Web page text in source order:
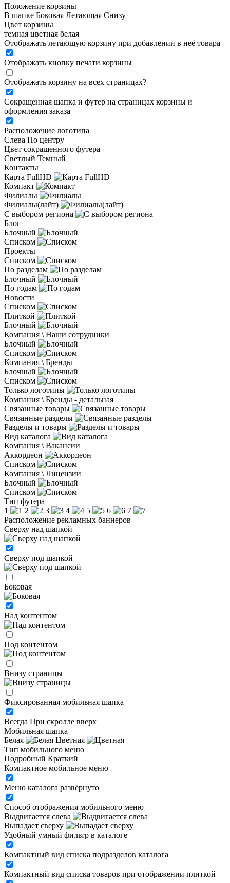
Положение корзины
В шапке Боковая Летающая Снизу
Цвет корзины
темная цветная белая
Отображать летающую корзину при добавлении в неё товара
Отображать кнопку печати корзины
Отображать корзину на всех страницах?
Сокращенная шапка и футер на страницах корзины и
оформления заказа
Расположение логотипа
Cлева По центру
Цвет сокращенного футера
Светлый Темный
Контакты
Карта FullHD
Компакт
Филиалы
Филиалы(лайт)
С выбором региона
Блог
Блочный
Списком
Проекты
Списком
По разделам
Блочный
По годам
Новости
Списком
Плиткой
Блочный
Компания \ Наши сотрудники
Блочный
Списком
Компания \ Бренды
Блочный
Списком
Только логотипы
Компания \ Бренды - детальная
Связанные товары
Связанные разделы
Разделы и товары
Вид каталога
Компания \ Вакансии
Аккордеон
Списком
Компания \ Лицензии
Блочный
Списком
Тип футера
1
2 3 4 5 6
7
Расположение рекламных баннеров
Сверху над шапкой
Сверху под шапкой
Боковая
Над контентом
Под контентом
Внизу страницы
Фиксированная мобильная шапка
Всегда При скролле вверх
Мобильная шапка
Белая
Цветная
Тип мобильного меню
Подробный Краткий
Компактное мобильное меню
Меню каталога развёрнуто
Способ отображения мобильного меню
Выдвигается слева
Выпадает сверху
Удобный умный фильтр в каталоге
Компактный вид списка подразделов каталога
Компактный вид списка товаров при отображении плиткой